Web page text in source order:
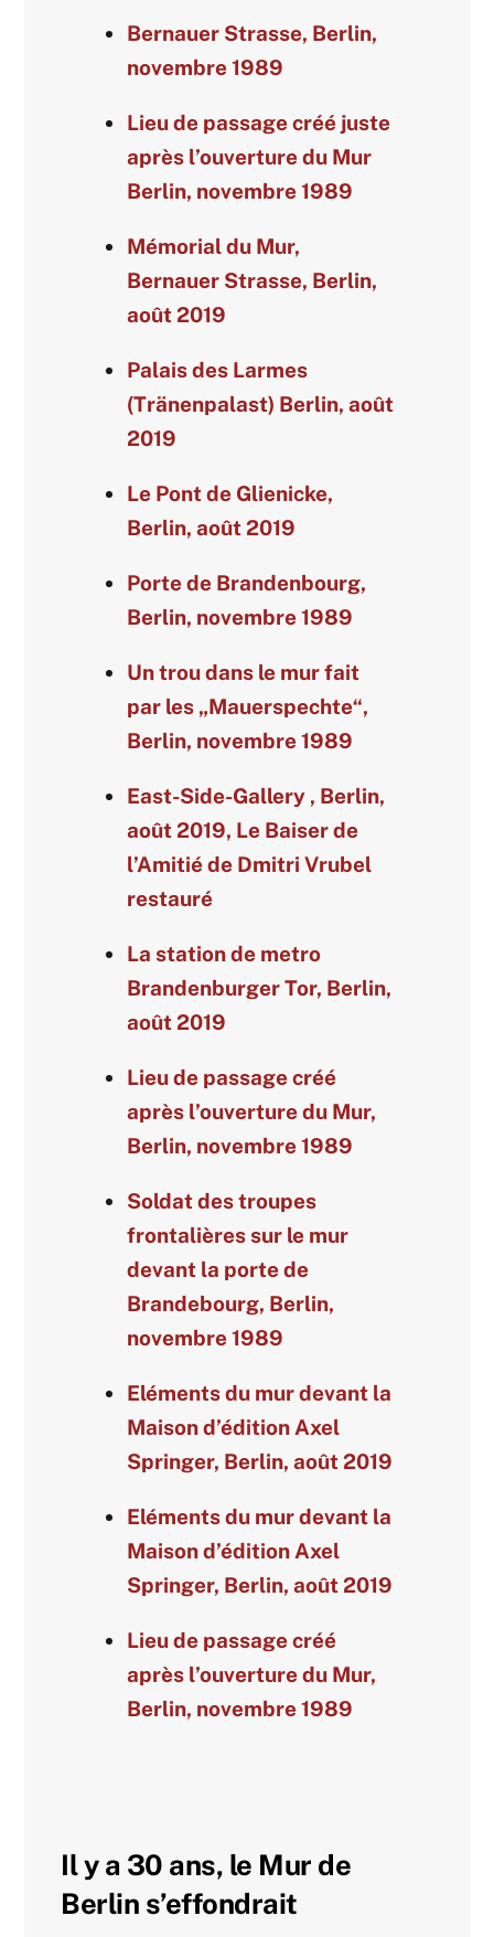
Bernauer Strasse, Berlin,
novembre 1989
Lieu de passage créé juste
après l’ouverture du Mur
Berlin, novembre 1989
Mémorial du Mur,
Bernauer Strasse, Berlin,
août 2019
Palais des Larmes
(Tränenpalast) Berlin, août
2019
Le Pont de Glienicke,
Berlin, août 2019
Porte de Brandenbourg,
Berlin, novembre 1989
Un trou dans le mur fait
par les „Mauerspechte“,
Berlin, novembre 1989
East-Side-Gallery , Berlin,
août 2019, Le Baiser de
l’Amitié de Dmitri Vrubel
restauré
La station de metro
Brandenburger Tor, Berlin,
août 2019
Lieu de passage créé
après l’ouverture du Mur,
Berlin, novembre 1989
Soldat des troupes
frontalières sur le mur
devant la porte de
Brandebourg, Berlin,
novembre 1989
Eléments du mur devant la
Maison d’édition Axel
Springer, Berlin, août 2019
Eléments du mur devant la
Maison d’édition Axel
Springer, Berlin, août 2019
Lieu de passage créé
après l’ouverture du Mur,
Berlin, novembre 1989
Il y a 30 ans, le Mur de
Berlin s’effondrait